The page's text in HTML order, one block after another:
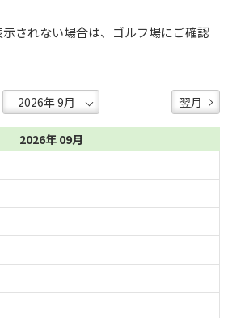
されない場合は、ゴルフ場にご確認
翌月
2026年 09月